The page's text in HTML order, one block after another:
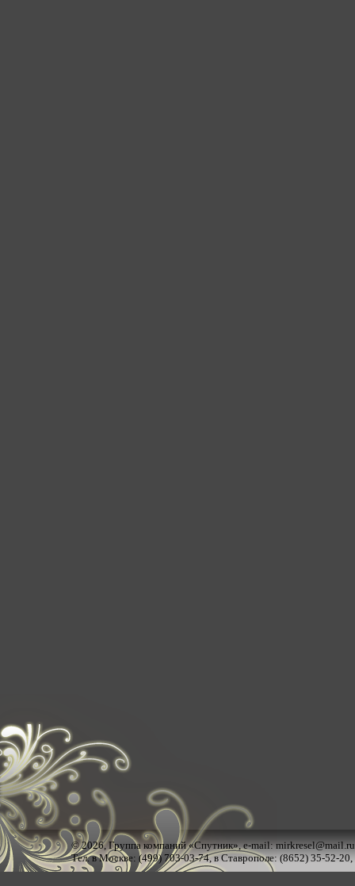
© 2026,Группа компаний «Спутник», e-mail:mirkresel@mail.ru
Тел. в Москве: (499) 703-03-74, в Ставрополе: (8652) 35-52-